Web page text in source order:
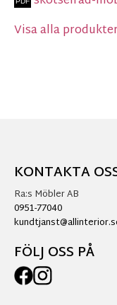
Visa alla
KONTAKTA
Ra:s Möbler AB
0951-77040
FÖLJ OSS PÅ